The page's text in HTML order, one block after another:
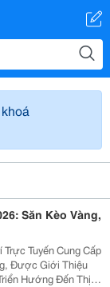
Săn Kèo Vàng,
Trực Tuyến Cung Cấp
Được Giới Thiệu
Hướng Đến Thị